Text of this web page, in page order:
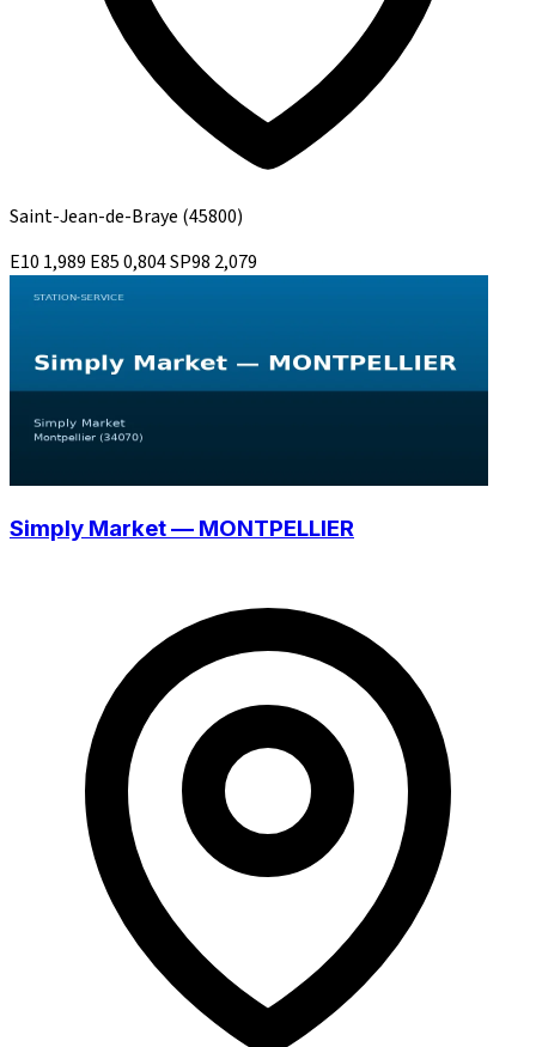
Saint-Jean-de-Braye (45800)
E10 1,989 E850,804SP98 2,079
Simply Market — MONTPELLIER